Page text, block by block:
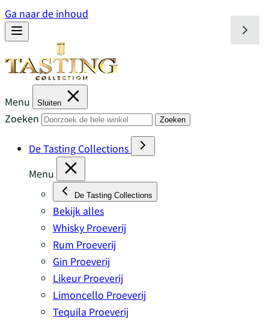
Ga naar de inhoud
Menu Sluiten
Zoeken Zoeken
De Tasting Collections
Menu
De Tasting Collections
Bekijk alles
Whisky Proeverij
Rum Proeverij
Gin Proeverij
Likeur Proeverij
Limoncello Proeverij
Tequila Proeverij